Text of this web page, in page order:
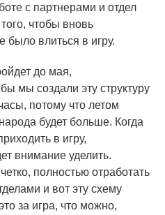
с партнерами и отдел
чтобы вновь
было влиться в игру.
до мая,
мы создали эту структуру
потому что летом
будет больше. Когда
в игру,
внимание уделить.
полностью отработать
и вот эту схему
за игра, что можно,